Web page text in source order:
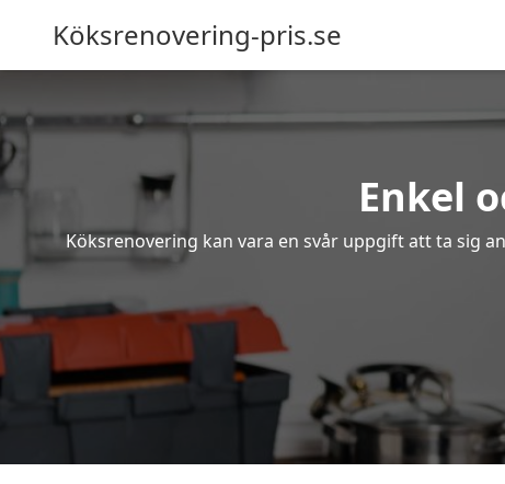
Köksrenovering-pris.se
Enkel
Köksrenovering kan vara en svår uppgift att ta sig